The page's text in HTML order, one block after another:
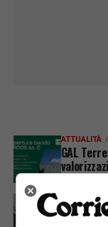
ATTUALITÀ
GAL
ATTUALITÀ
Festa